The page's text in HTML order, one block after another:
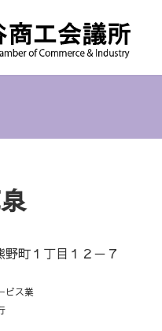
町１丁目１２－７
ビス業